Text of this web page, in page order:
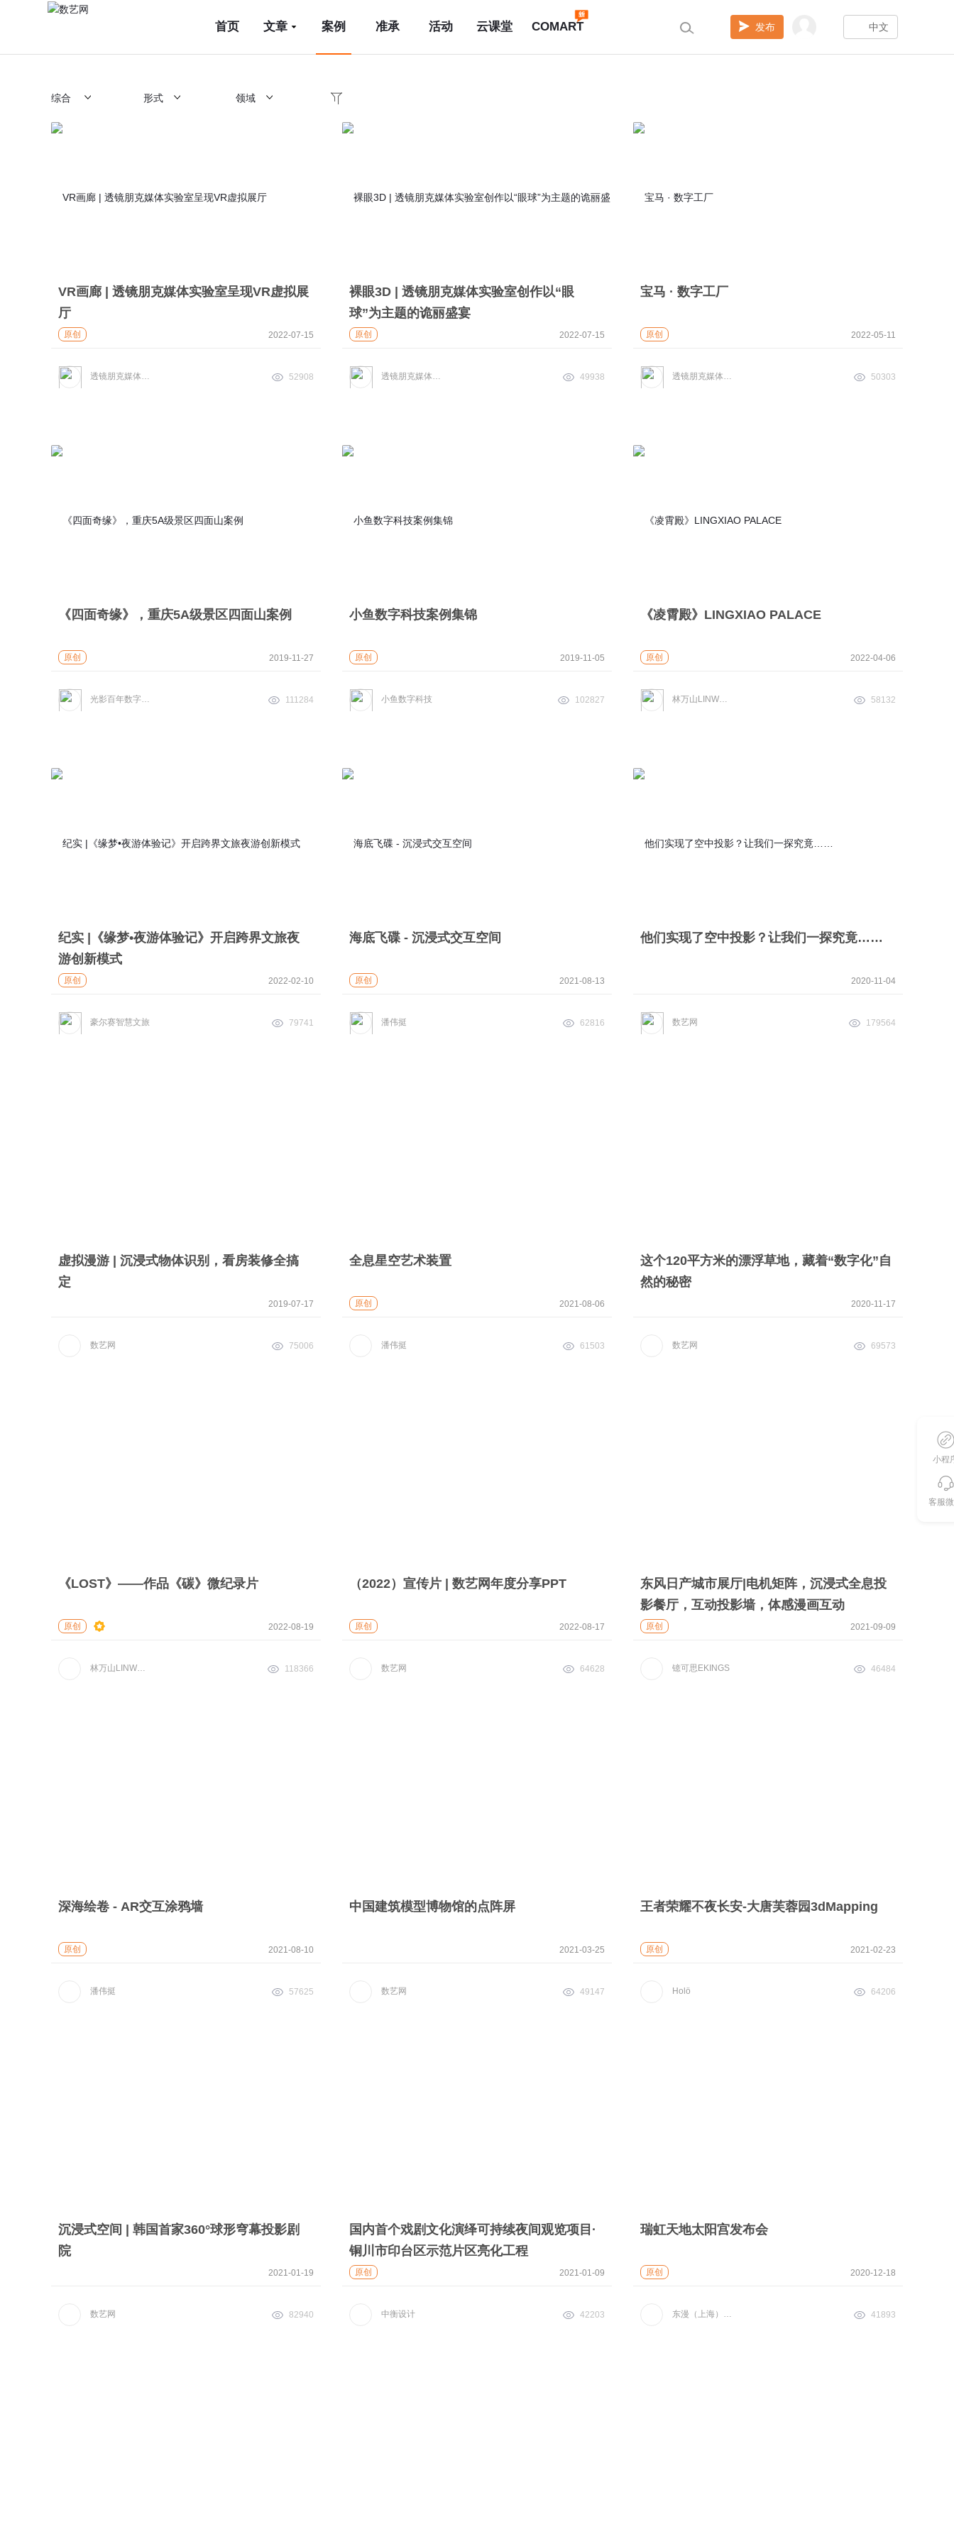
首页 文章 案例 准承 活动 云课堂 COMART 发布 中文
综合 形式 领域
VR画廊 | 透镜朋克媒体实验室呈现VR虚拟展
厅
原创 2022-07-15
透镜朋克媒体实验室 52908
裸眼3D | 透镜朋克媒体实验室创作以“眼
球”为主题的诡丽盛宴
原创 2022-07-15
透镜朋克媒体实验室 49938
宝马 · 数字工厂
原创 2022-05-11
透镜朋克媒体实验室 50303
《四面奇缘》，重庆5A级景区四面山案例
原创 2019-11-27
光影百年数字文化 111284
小鱼数字科技案例集锦
原创 2019-11-05
小鱼数字科技 102827
《凌霄殿》LINGXIAO PALACE
原创 2022-04-06
林万山LINWANSHAN 58132
纪实 |《缘梦•夜游体验记》开启跨界文旅夜
游创新模式
原创 2022-02-10
豪尔赛智慧文旅 79741
海底飞碟 - 沉浸式交互空间
原创 2021-08-13
潘伟挺 62816
他们实现了空中投影？让我们一探究竟……
2020-11-04
数艺网 179564
虚拟漫游 | 沉浸式物体识别，看房装修全搞
定
2019-07-17
数艺网 75006
全息星空艺术装置
原创 2021-08-06
潘伟挺 61503
这个120平方米的漂浮草地，藏着“数字化”自
然的秘密
2020-11-17
数艺网 69573
《LOST》——作品《碳》微纪录片
原创 2022-08-19
林万山LINWANSHAN 118366
（2022）宣传片 | 数艺网年度分享PPT
原创 2022-08-17
数艺网 64628
东风日产城市展厅|电机矩阵，沉浸式全息投
影餐厅，互动投影墙，体感漫画互动
原创 2021-09-09
镱可思EKINGS 46484
深海绘卷 - AR交互涂鸦墙
原创 2021-08-10
潘伟挺 57625
中国建筑模型博物馆的点阵屏
2021-03-25
数艺网 49147
王者荣耀不夜长安-大唐芙蓉园3dMapping
原创 2021-02-23
Holö 64206
沉浸式空间 | 韩国首家360°球形穹幕投影剧
院
2021-01-19
数艺网 82940
国内首个戏剧文化演绎可持续夜间观览项目·
铜川市印台区示范片区亮化工程
原创 2021-01-09
中衡设计 42203
瑞虹天地太阳宫发布会
原创 2020-12-18
东漫（上海）电子科技有限公司 41893
小程
客服